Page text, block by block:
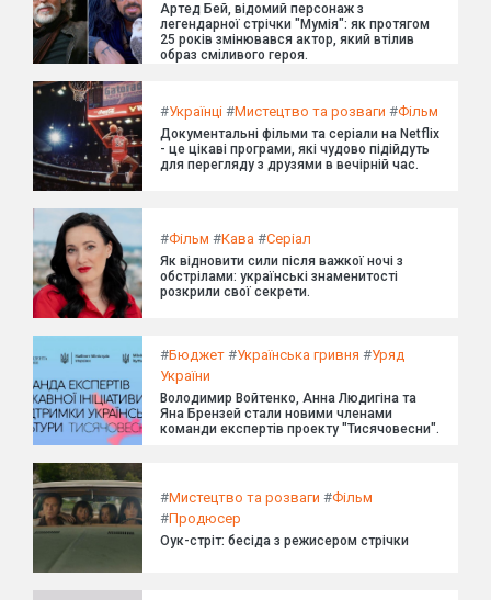
Артед Бей, відомий персонаж з
легендарної стрічки "Мумія": як протягом
25 років змінювався актор, який втілив
образ сміливого героя.
#Українці #Мистецтво та розваги #Фільм
Документальні фільми та серіали на Netflix
- це цікаві програми, які чудово підійдуть
для перегляду з друзями в вечірній час.
#Фільм #Кава #Серіал
Як відновити сили після важкої ночі з
обстрілами: українські знаменитості
розкрили свої секрети.
#Бюджет #Українська гривня #Уряд
України
Володимир Войтенко, Анна Людигіна та
Яна Брензей стали новими членами
команди експертів проекту "Тисячовесни".
#Мистецтво та розваги #Фільм
#Продюсер
Оук-стріт: бесіда з режисером стрічки